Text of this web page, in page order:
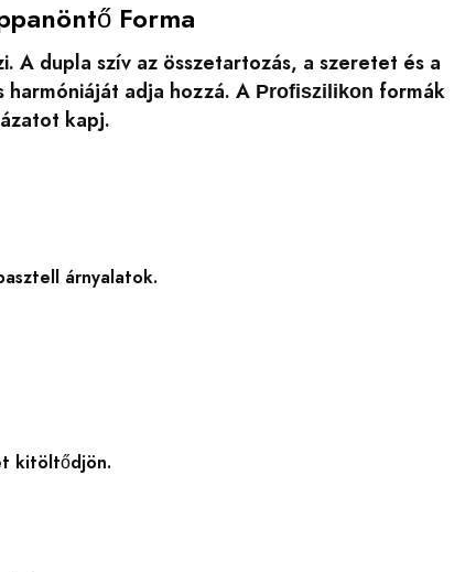
Forma
A dupla szív az összetartozás, a szeretet és a
adja hozzá. A Profiszilikon formák
kapj.
árnyalatok.
kitöltődjön.